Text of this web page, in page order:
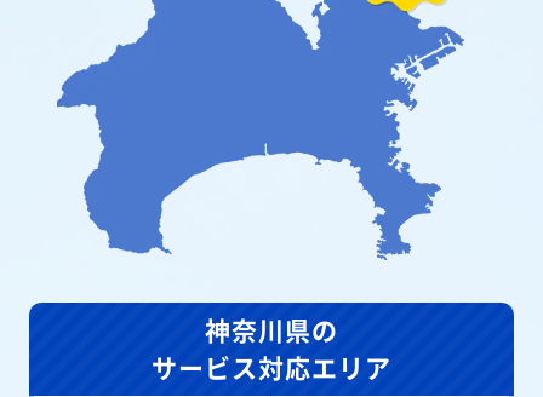
神奈川県の
サービス対応エリア